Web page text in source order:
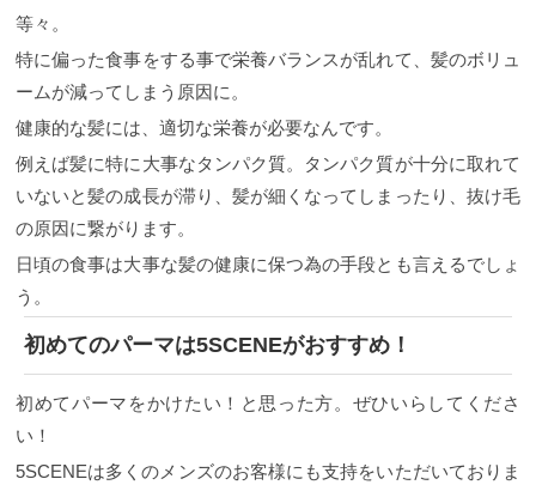
等々。
特に偏った食事をする事で栄養バランスが乱れて、髪のボリュ
ームが減ってしまう原因に。
健康的な髪には、適切な栄養が必要なんです。
例えば髪に特に大事なタンパク質。タンパク質が十分に取れて
いないと髪の成長が滞り、髪が細くなってしまったり、抜け毛
の原因に繋がります。
日頃の食事は大事な髪の健康に保つ為の手段とも言えるでしょ
う。
初めてのパーマは5SCENEがおすすめ！
初めてパーマをかけたい！と思った方。ぜひいらしてくださ
い！
5SCENEは多くのメンズのお客様にも支持をいただいておりま